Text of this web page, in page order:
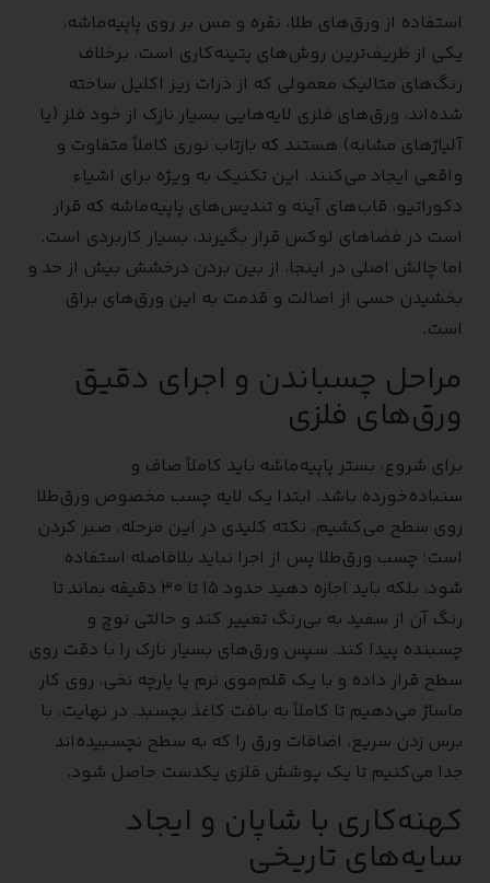
استفاده از ورق‌های طلا، نقره و مس بر روی پاپیه‌ماشه،
یکی از ظریف‌ترین روش‌های پتینه‌کاری است. برخلاف
رنگ‌های متالیک معمولی که از ذرات ریز اکلیل ساخته
شده‌اند، ورق‌های فلزی لایه‌هایی بسیار نازک از خود فلز (یا
آلیاژهای مشابه) هستند که بازتاب نوری کاملاً متفاوت و
واقعی ایجاد می‌کنند. این تکنیک به ویژه برای اشیاء
دکوراتیو، قاب‌های آینه و تندیس‌های پاپیه‌ماشه که قرار
است در فضاهای لوکس قرار بگیرند، بسیار کاربردی است.
اما چالش اصلی در اینجا، از بین بردن درخشش بیش از حد و
بخشیدن حسی از اصالت و قدمت به این ورق‌های براق
است.
مراحل چسباندن و اجرای دقیق
ورق‌های فلزی
برای شروع، بستر پاپیه‌ماشه باید کاملاً صاف و
سنباده‌خورده باشد. ابتدا یک لایه چسب مخصوص ورق‌طلا
روی سطح می‌کشیم. نکته کلیدی در این مرحله، صبر کردن
است؛ چسب ورق‌طلا پس از اجرا نباید بلافاصله استفاده
شود، بلکه باید اجازه دهید حدود ۱۵ تا ۳۰ دقیقه بماند تا
رنگ آن از سفید به بی‌رنگ تغییر کند و حالتی نوچ و
چسبنده پیدا کند. سپس ورق‌های بسیار نازک را با دقت روی
سطح قرار داده و با یک قلم‌موی نرم یا پارچه نخی، روی کار
ماساژ می‌دهیم تا کاملاً به بافت کاغذ بچسبد. در نهایت، با
برس زدن سریع، اضافات ورق را که به سطح نچسبیده‌اند
جدا می‌کنیم تا یک پوشش فلزی یکدست حاصل شود.
کهنه‌کاری با شاپان و ایجاد
سایه‌های تاریخی